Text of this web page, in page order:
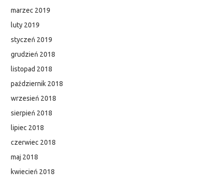
marzec 2019
luty 2019
styczeń 2019
grudzień 2018
listopad 2018
październik 2018
wrzesień 2018
sierpień 2018
lipiec 2018
czerwiec 2018
maj 2018
kwiecień 2018